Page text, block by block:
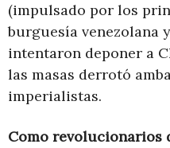
(impulsado por los
burguesía venezolana
intentaron deponer a
las masas derrotó
imperialistas.
Como revolucionarios